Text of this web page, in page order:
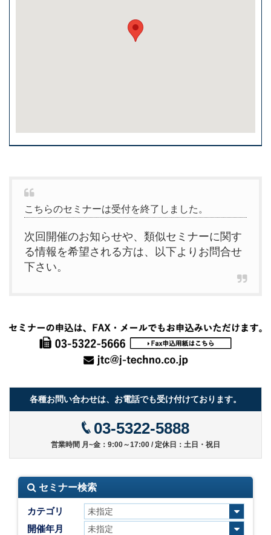
こちらのセミナーは受付を終了しました。
次回開催のお知らせや、類似セミナーに関す
る情報を希望される方は、以下よりお問合せ
下さい。
各種お問い合わせは、お電話でも受け付けております。
03-5322-5888
営業時間 月~金：9:00～17:00 / 定休日：土日・祝日
セミナー検索
カテゴリ
開催年月